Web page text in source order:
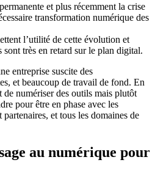
et plus récemment la crise
transformation numérique des
l’utilité de cette évolution et
sont très en retard sur le plan digital.
entreprise suscite des
et beaucoup de travail de fond. En
de numériser des outils mais plutôt
pour être en phase avec les
et tous les domaines de
au numérique pour